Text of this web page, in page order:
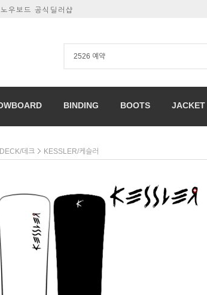
우보드 공식딜러샵
BINDING BOOTS JACKET
DECK/데크 KESSLER/케슬러